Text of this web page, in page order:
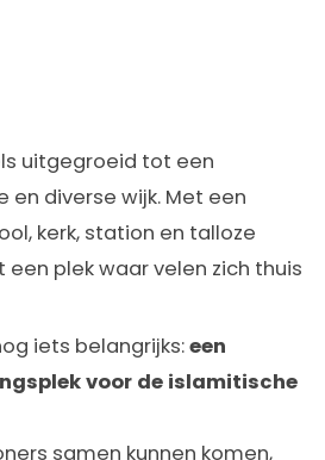
uitgegroeid tot een
en diverse wijk. Met een
kerk, station en talloze
een plek waar velen zich thuis
iets belangrijks:een
voor de islamitische
samen kunnen komen,